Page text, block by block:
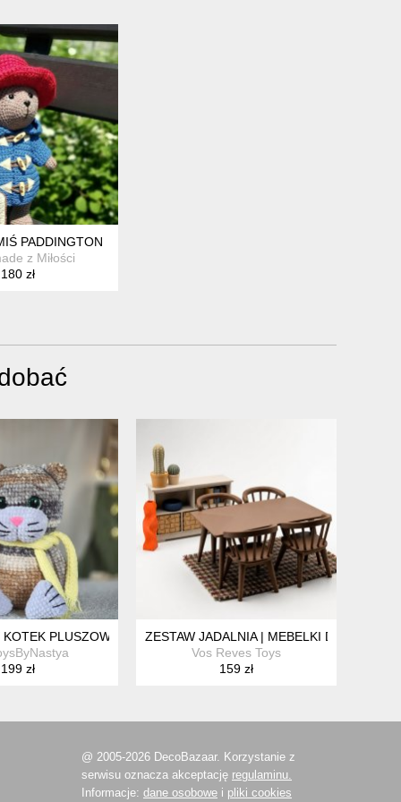
PADDINGTON
z Miłości
180 zł
PLUSZOWY, UNIKATOWY KOTEK NA PREZENT
199 zł
ZESTAW JADALNIA | MEBELKI DLA
Vos Reves Toys
159 zł
@ 2005-2026 DecoBazaar. Korzystanie z
serwisu oznacza akceptację regulaminu.
Informacje: dane osobowe i pliki cookies